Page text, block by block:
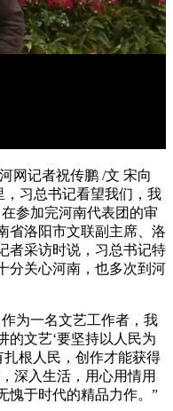
记者祝传鹏 /文 宋向
，习总书记看望我们，我
参加完河南代表团的审
省洛阳市文联副主席、洛
者采访时说，习总书记特
分关心河南，也多次到河
为一名文艺工作者，我
的文艺‘要坚持以人民为
扎根人民，创作才能获得
深入生活，用心用情用
愧于时代的精品力作。”